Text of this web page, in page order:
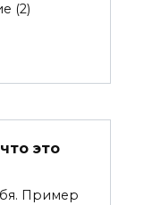
(2)
это
Пример